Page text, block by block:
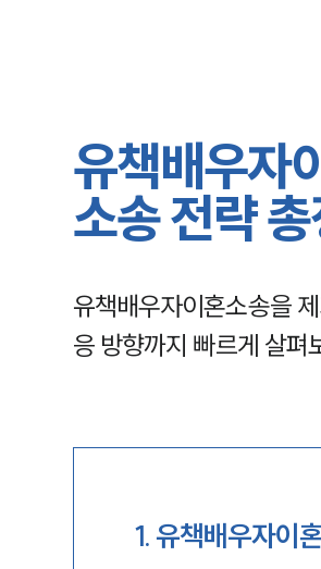
유책배우자
소송 전략 총
유책배우자이혼소송을
응 방향까지 빠르게 살펴
1.유책배우자이